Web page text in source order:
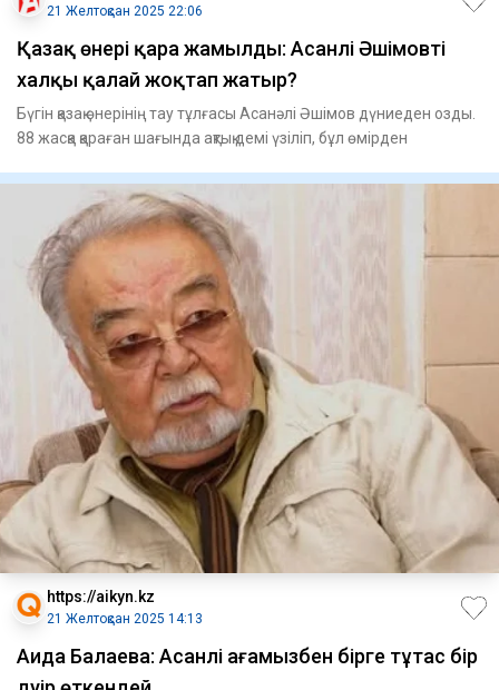
21 Желтоқсан 2025 22:06
Қазақ өнері қара жамылды: Асанәлі Әшімовті
халқы қалай жоқтап жатыр?
Бүгін қазақ өнерінің тау тұлғасы Асанәлі Әшімов дүниеден озды.
88 жасқа қараған шағында ақтық демі үзіліп, бұл өмірден
https://aikyn.kz
21 Желтоқсан 2025 14:13
Аида Балаева: Асанәлі ағамызбен бірге тұтас бір